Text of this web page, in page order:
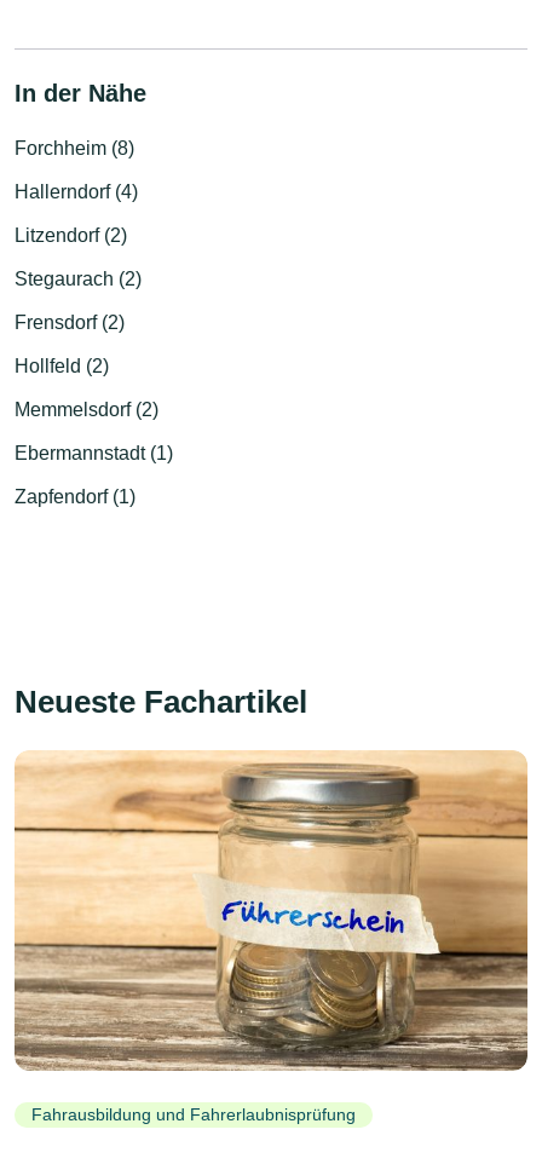
In der Nähe
Forchheim (8)
Hallerndorf (4)
Litzendorf (2)
Stegaurach (2)
Frensdorf (2)
Hollfeld (2)
Memmelsdorf (2)
Ebermannstadt (1)
Zapfendorf (1)
Neueste Fachartikel
Fahrausbildung und Fahrerlaubnisprüfung